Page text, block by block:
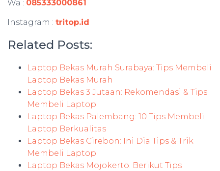
Wa : 085333000861
Instagram : tritop.id
Related Posts:
Laptop Bekas Murah Surabaya: Tips Membeli
Laptop Bekas Murah
Laptop Bekas 3 Jutaan: Rekomendasi & Tips
Membeli Laptop
Laptop Bekas Palembang: 10 Tips Membeli
Laptop Berkualitas
Laptop Bekas Cirebon: Ini Dia Tips & Trik
Membeli Laptop
Laptop Bekas Mojokerto: Berikut Tips